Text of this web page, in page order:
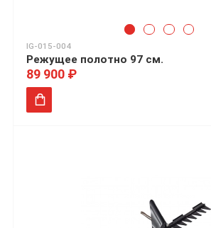
IG-015-004
Режущее полотно 97 см.
89 900 ₽